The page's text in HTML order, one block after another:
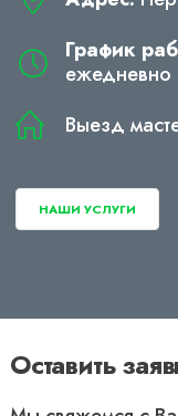
График
ежедневно
Выезд
НАШИ УСЛУГИ
Оставить